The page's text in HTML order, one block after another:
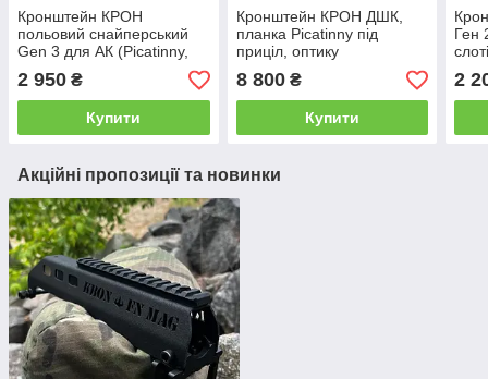
Кронштейн КРОН
польовий снайперський
Gen 3 для АК (Picatinny,
без бокової планки)
2 950 ₴
Купити
Кронштейн КРОН ДШК,
планка Picatinny під
приціл, оптику
8 800₴
Купити
Ген
РПК
2
Акційні пропозиції та новинки